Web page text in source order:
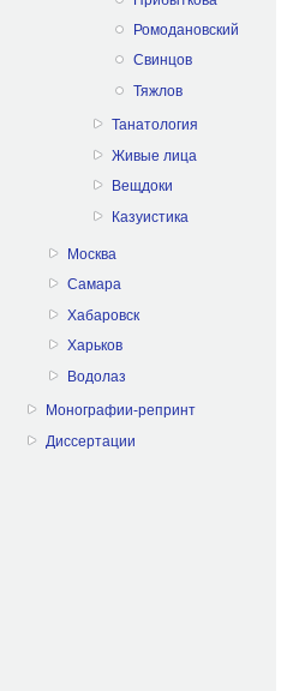
Ромодановский
Свинцов
Тяжлов
Танатология
Живые лица
Вещдоки
Казуистика
Москва
Самара
Хабаровск
Харьков
Водолаз
Монографии-репринт
Диссертации